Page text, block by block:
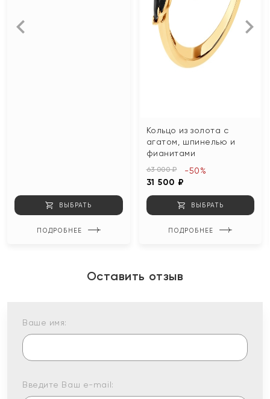
ВЫБРАТЬ
ПОДРОБНЕЕ
Кольцо из золота с
агатом, шпинелью и
фианитами
63 000 ₽
31 500 ₽
-50%
ВЫБРАТЬ
ПОДРОБНЕЕ
Оставить отзыв
Ваше имя:
Введите Ваш e-mail: